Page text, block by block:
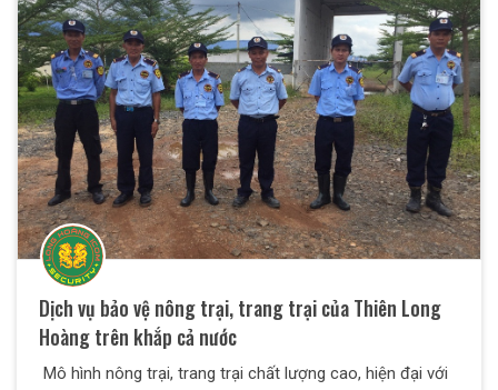
Dịch vụ bảo vệ nông trại, trang trại của Thiên Long
Hoàng trên khắp cả nước
Mô hình nông trại, trang trại chất lượng cao, hiện đại với